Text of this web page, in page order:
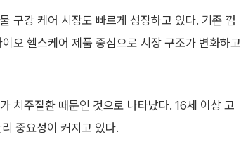
구강 케어 시장도 빠르게 성장하고 있다. 기존 껌
오 헬스케어 제품 중심으로 시장 구조가 변화하고
치주질환 때문인 것으로 나타났다. 16세 이상 고
중요성이 커지고 있다.